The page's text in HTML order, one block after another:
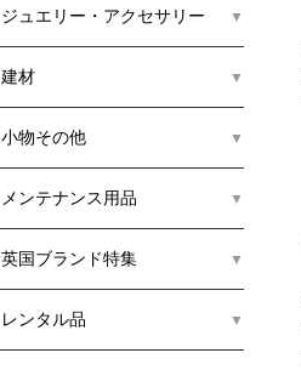
ジュエリー・アクセサリー
建材
小物その他
メンテナンス用品
英国ブランド特集
レンタル品